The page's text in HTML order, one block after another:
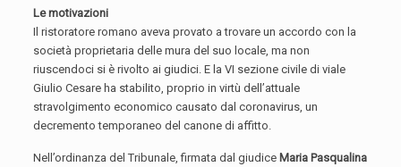
Le motivazioni
Il ristoratore romano aveva provato a trovare un accordo con la
società proprietaria delle mura del suo locale, ma non
riuscendoci si è rivolto ai giudici. E la VI sezione civile di viale
Giulio Cesare ha stabilito, proprio in virtù dell’attuale
stravolgimento economico causato dal coronavirus, un
decremento temporaneo del canone di affitto.
Nell’ordinanza del Tribunale, firmata dal giudice Maria Pasqualina